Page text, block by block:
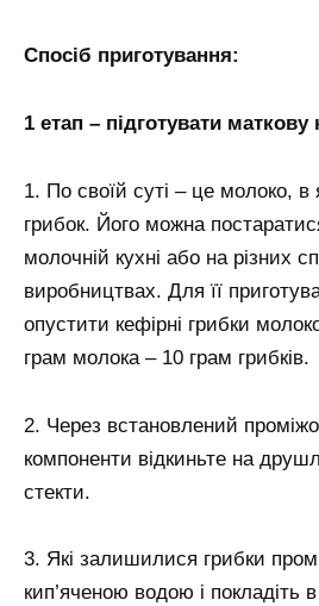
Спосіб приготування:
1 етап – підготувати маткову
1. По своїй суті – це молоко, в
грибок. Його можна
молочній кухні або на різних
виробництвах. Для її
опустити кефірні грибки
грам молока – 10 грам грибків.
2. Через встановлений
компоненти відкиньте на
стекти.
3. Які залишилися грибки
кип’яченою водою і покладіть